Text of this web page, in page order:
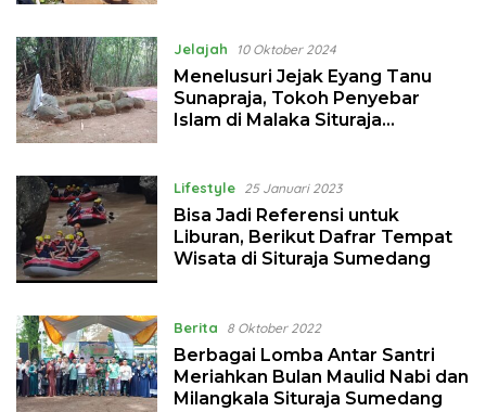
Jelajah 10 Oktober 2024
Menelusuri Jejak Eyang Tanu
Sunapraja, Tokoh Penyebar
Islam di Malaka Situraja
Lifestyle 25 Januari 2023
Bisa Jadi Referensi untuk
Liburan, Berikut Dafrar Tempat
Wisata di Situraja Sumedang
Berita 8 Oktober 2022
Berbagai Lomba Antar Santri
Meriahkan Bulan Maulid Nabi dan
Milangkala Situraja Sumedang